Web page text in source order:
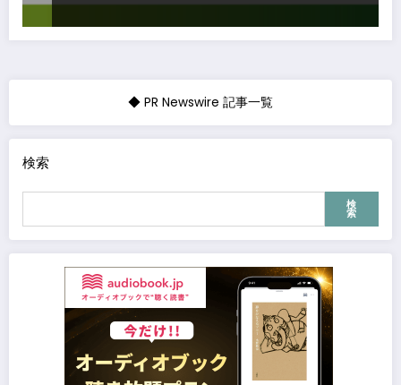
◆ PR Newswire 記事一覧
検索
検
索